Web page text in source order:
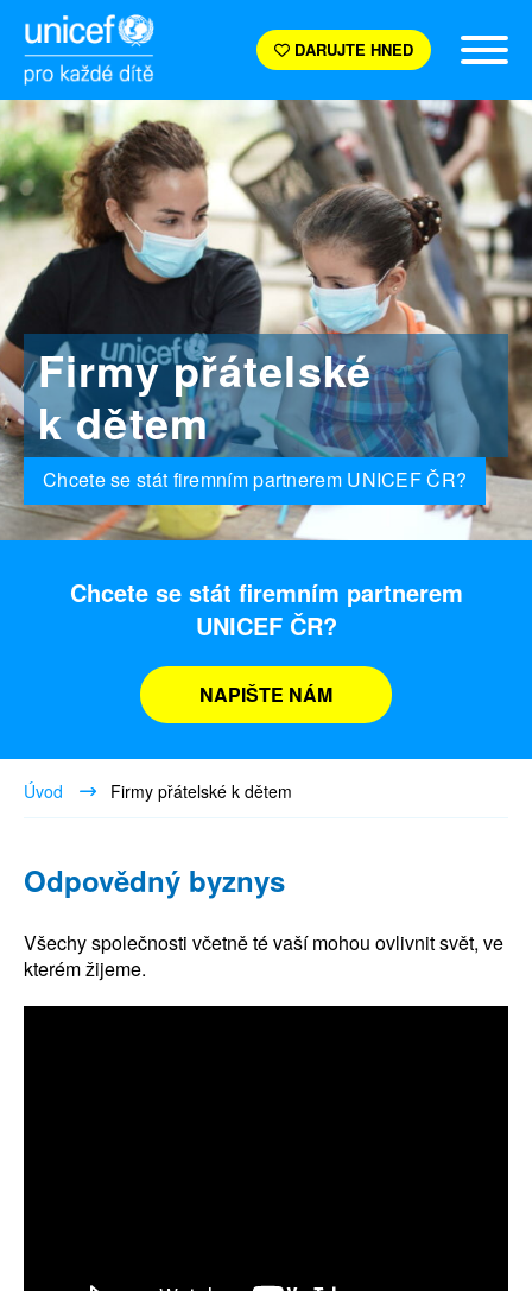
DARUJTE HNED
Firmy přátelské
k dětem
Chcete se stát firemním partnerem UNICEF ČR?
Chcete se stát firemním partnerem
UNICEF ČR?
NAPIŠTE NÁM
Úvod Firmy přátelské k dětem
Odpovědný byznys
Všechy společnosti včetně té vaší mohou ovlivnit svět, ve
kterém žijeme.